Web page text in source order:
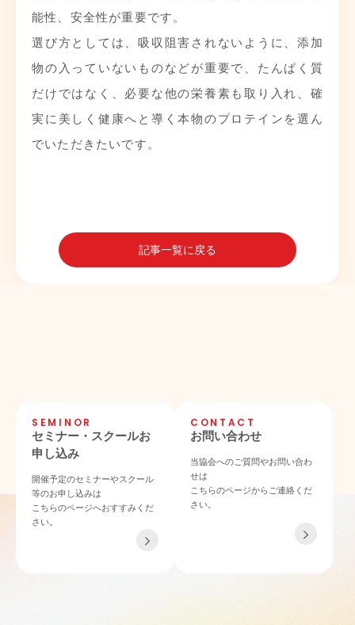
能性、安全性が重要です。
選び方としては、吸収阻害されないように、添加
物の入っていないものなどが重要で、たんぱく質
だけではなく、必要な他の栄養素も取り入れ、確
実に美しく健康へと導く本物のプロテインを選ん
でいただきたいです。
記事一覧に戻る
SEMINOR
セミナー・スクールお
申し込み
開催予定のセミナーやスクール
等のお申し込みは
こちらのページへおすすみくだ
さい。
CONTACT
お問い合わせ
当協会へのご質問やお問い合わ
せは
こちらのページからご連絡くだ
さい。
〒532-0011 大阪府大阪市淀川区西中島4-3-21 NLCセントラルビル901